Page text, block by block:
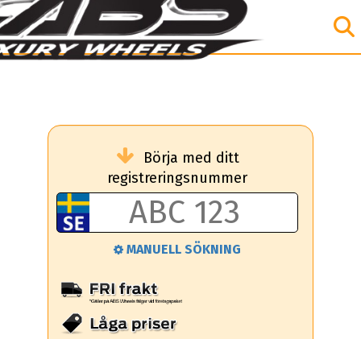
Börja med ditt
registreringsnummer
MANUELL SÖKNING